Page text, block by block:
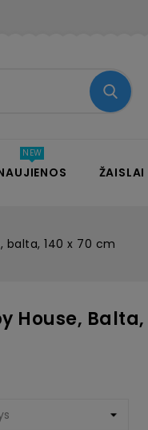
ŽAISLAI
balta, 140 x 70 cm
House, Balta,